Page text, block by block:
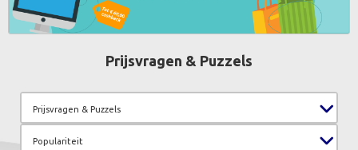
Prijsvragen & Puzzels
Prijsvragen & Puzzels
Populariteit